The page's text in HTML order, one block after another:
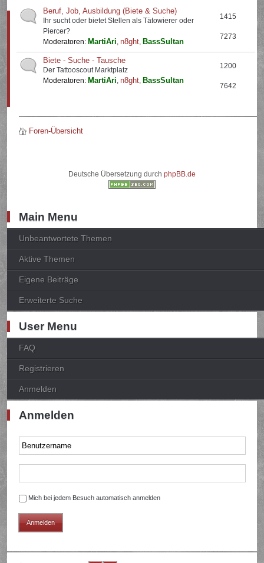
Beruf, Job, Ausbildung (Biete & Suche)
Ihr sucht oder bietet Stellen als Tätowierer oder
Piercer?
Moderatoren: MartiAri,n8ght, BassSultan
1415
7273
Biete - Suche - Tausche
Der Tattooscout Marktplatz
Moderatoren: MartiAri,n8ght, BassSultan
1200
7642
Foren-Übersicht
Deutsche Übersetzung durch phpBB.de
Main Menu
Unbeantwortete Themen
Aktive Themen
Eigene Beiträge
Erweiterte Suche
User Menu
FAQ
Registrieren
Anmelden
Anmelden
Mich bei jedem Besuch automatisch anmelden